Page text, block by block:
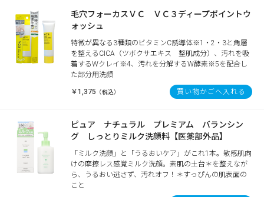
毛穴フォーカスＶＣ ＶＣ３ディープポイントウ
ォッシュ
特徴が異なる3種類のビタミンC誘導体※1・2・3と角層
を整えるCICA（ツボクサエキス 整肌成分）、汚れを吸
着するWクレイ※4、汚れを分解するW酵素※5を配合し
た部分用洗顔
￥1,375 （税込） 買い物かごへ入れる
ピュア ナチュラル プレミアム バランシン
グ しっとりミルク洗顔料【医薬部外品】
「ミルク洗顔」と「うるおいケア」がこれ1本。敏感肌向
けの摩擦レス感覚ミルク洗顔。素肌の土台＊を整えなが
ら、うるおい逃さず、汚れオフ！＊すっぴんの肌表面の
こと